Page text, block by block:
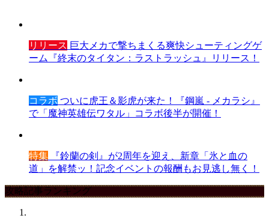
リリース 巨大メカで撃ちまくる爽快シューティングゲ
ーム『終末のタイタン：ラストラッシュ』リリース！
コラボ ついに虎王＆影虎が来た！『鋼嵐 - メカラシ』
で「魔神英雄伝ワタル」コラボ後半が開催！
特集 『鈴蘭の剣』が2周年を迎え、新章「氷と血の
道」を解禁ッ！記念イベントの報酬もお見逃し無く！
攻略記事ランキング